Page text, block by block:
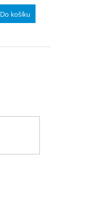
Do košíku